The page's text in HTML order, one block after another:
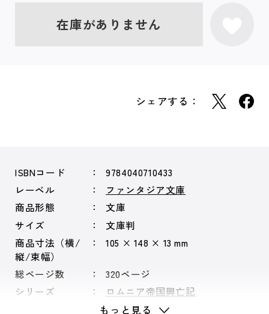
在庫がありません
シェアする：
ISBNコード
9784040710433
レーベル
ファンタジア文庫
商品形態
文庫
サイズ
文庫判
商品寸法（横/
縦/束幅）
105 × 148 × 13 mm
総ページ数
320ページ
シリーズ
ロムニア帝国興亡記
もっと見る